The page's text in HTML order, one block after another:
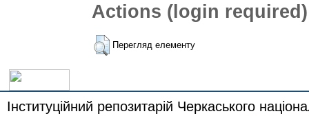
Actions (login required)
Перегляд елементу
Інституційний репозитарій Черкаського